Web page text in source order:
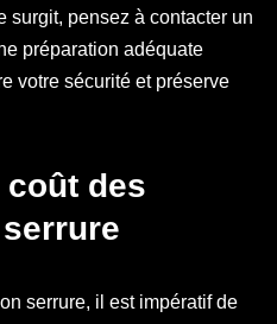
surgit, pensez à contacter un
préparation adéquate
votre sécurité et préserve
coût des
serrure, il est impératif de